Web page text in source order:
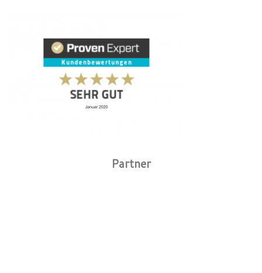
Partner